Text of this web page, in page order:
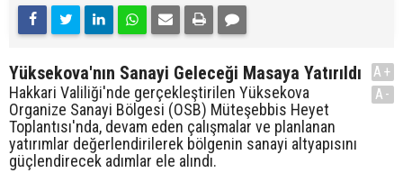
Yüksekova'nın Sanayi Geleceği Masaya Yatırıldı
Hakkari Valiliği'nde gerçekleştirilen Yüksekova
Organize Sanayi Bölgesi (OSB) Müteşebbis Heyet
Toplantısı'nda, devam eden çalışmalar ve planlanan
yatırımlar değerlendirilerek bölgenin sanayi altyapısını
güçlendirecek adımlar ele alındı.
A+
A-